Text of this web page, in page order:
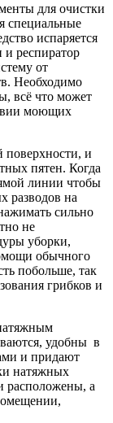
для очистки
специальные
испаряется
и респиратор
от
Необходимо
всё что может
моющих
поверхности, и
пятен. Когда
линии чтобы
разводов на
сильно
не
уборки,
обычного
побольше, так
грибков и
удобны в
и придают
натяжных
расположены, а